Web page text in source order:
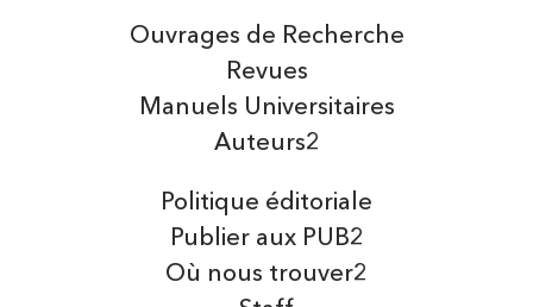
Auteurs2
Manuels Universitaires
Ouvrages de Recherche
Revues
Politique éditoriale
Publier aux PUB2
Où nous trouver2